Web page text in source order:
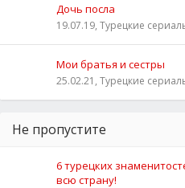
Дочь посла
19.07.19, Турецкие
Мои братья и сестры
25.02.21, Турецкие
Не пропустите
6 турецких
всю страну!